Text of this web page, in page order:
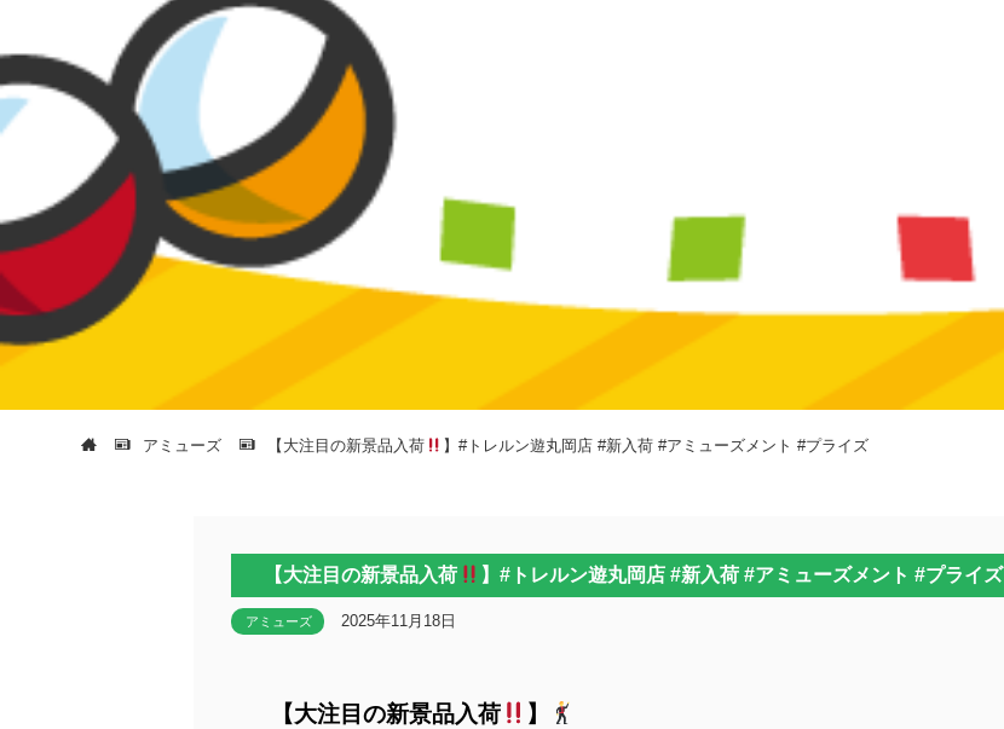
アミューズ 【大注目の新景品入荷 】#トレルン遊丸岡店 #新入荷 #アミューズメント #プライズ
【大注目の新景品入荷 】#トレルン遊丸岡店 #新入荷 #アミューズメント #プライズ
アミューズ 2025年11月18日
【大注目の新景品入荷 】